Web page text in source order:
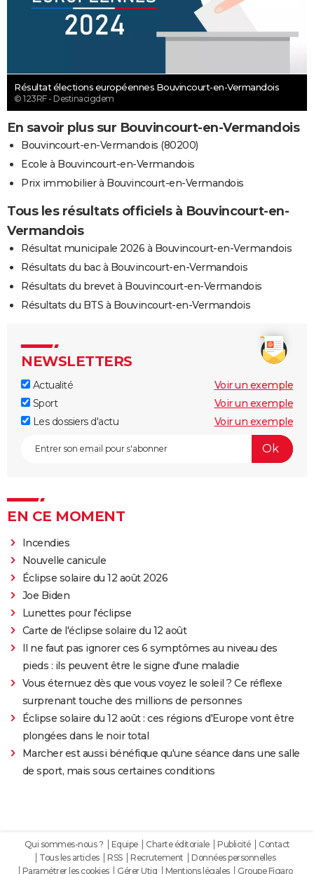
Résultat élections européennes Bouvincourt-en-Vermandois
© 123RF - Destinacigdem
En savoir plus sur Bouvincourt-en-Vermandois
Bouvincourt-en-Vermandois (80200)
Ecole à Bouvincourt-en-Vermandois
Prix immobilier à Bouvincourt-en-Vermandois
Tous les résultats officiels à Bouvincourt-en-
Vermandois
Résultat municipale 2026 à Bouvincourt-en-Vermandois
Résultats du bac à Bouvincourt-en-Vermandois
Résultats du brevet à Bouvincourt-en-Vermandois
Résultats du BTS à Bouvincourt-en-Vermandois
NEWSLETTERS
Actualité
Voir un exemple
Sport
Voir un exemple
Les dossiers d'actu
Voir un exemple
EN CE MOMENT
Incendies
Nouvelle canicule
Éclipse solaire du 12 août 2026
Joe Biden
Lunettes pour l'éclipse
Carte de l'éclipse solaire du 12 août
Il ne faut pas ignorer ces 6 symptômes au niveau des
pieds : ils peuvent être le signe d'une maladie
Vous éternuez dès que vous voyez le soleil ? Ce réflexe
surprenant touche des millions de personnes
Éclipse solaire du 12 août : ces régions d'Europe vont être
plongées dans le noir total
Marcher est aussi bénéfique qu'une séance dans une salle
de sport, mais sous certaines conditions
Qui sommes-nous ? Equipe Charte éditoriale Publicité
Contact
Tous les articles
RSS Recrutement
Données personnelles
Paramétrer les cookies
Gérer Utiq Mentions légales Groupe Figaro